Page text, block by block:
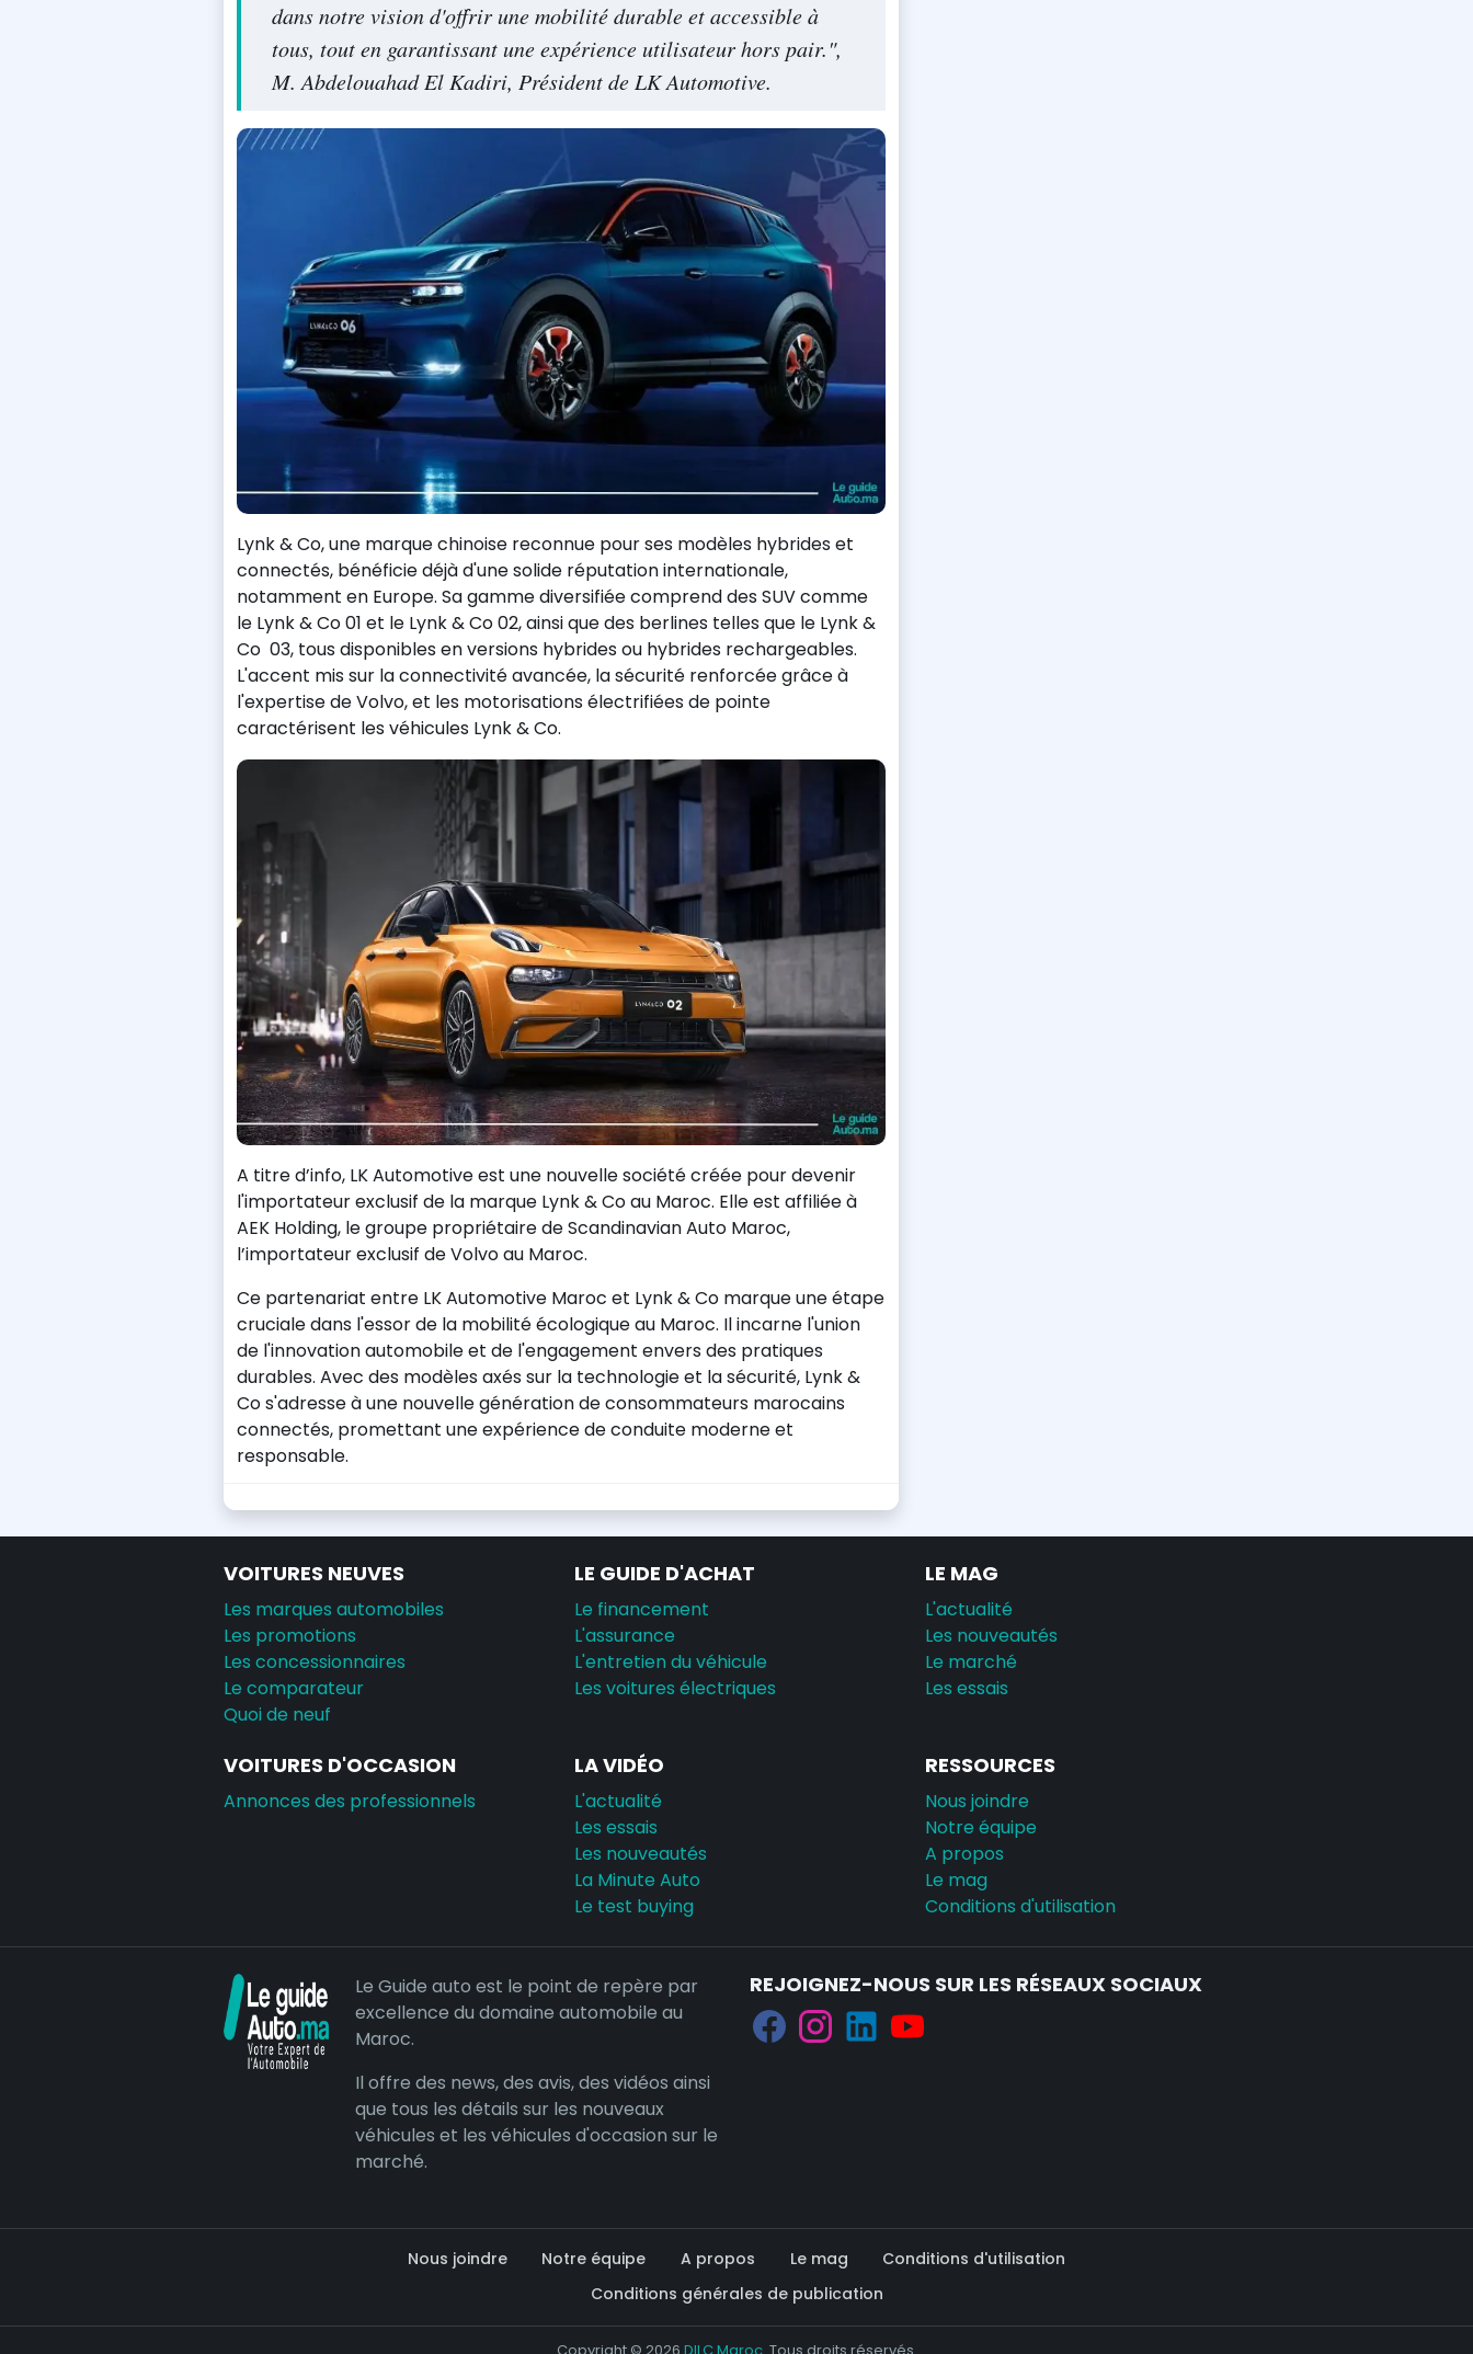
dans notre vision d'offrir une mobilité durable et accessible à
tous, tout en garantissant une expérience utilisateur hors pair.",
M. Abdelouahad El Kadiri, Président de LK Automotive.
Lynk & Co, une marque chinoise reconnue pour ses modèles hybrides et
connectés, bénéficie déjà d'une solide réputation internationale,
notamment en Europe. Sa gamme diversifiée comprend des SUV comme
le Lynk & Co 01 et le Lynk & Co 02, ainsi que des berlines telles que le Lynk &
Co 03, tous disponibles en versions hybrides ou hybrides rechargeables.
L'accent mis sur la connectivité avancée, la sécurité renforcée grâce à
l'expertise de Volvo, et les motorisations électrifiées de pointe
caractérisent les véhicules Lynk & Co.
A titre d’info, LK Automotive est une nouvelle société créée pour devenir
l'importateur exclusif de la marque Lynk & Co au Maroc. Elle est affiliée à
AEK Holding, le groupe propriétaire de Scandinavian Auto Maroc,
l’importateur exclusif de Volvo au Maroc.
Ce partenariat entre LK Automotive Maroc et Lynk & Co marque une étape
cruciale dans l'essor de la mobilité écologique au Maroc. Il incarne l'union
de l'innovation automobile et de l'engagement envers des pratiques
durables. Avec des modèles axés sur la technologie et la sécurité, Lynk &
Co s'adresse à une nouvelle génération de consommateurs marocains
connectés, promettant une expérience de conduite moderne et
responsable.
VOITURES NEUVES
Les marques automobiles
Les promotions
Les concessionnaires
Le comparateur
Quoi de neuf
LE GUIDE D'ACHAT
Le financement
L'assurance
L'entretien du véhicule
Les voitures électriques
LE MAG
L'actualité
Les nouveautés
Le marché
Les essais
VOITURES D'OCCASION
Annonces des professionnels
LA VIDÉO
L'actualité
Les essais
Les nouveautés
La Minute Auto
Le test buying
RESSOURCES
Nous joindre
Notre équipe
A propos
Le mag
Conditions d'utilisation
Le Guide auto est le point de repère par
excellence du domaine automobile au
Maroc.
Il offre des news, des avis, des vidéos ainsi
que tous les détails sur les nouveaux
véhicules et les véhicules d'occasion sur le
marché.
REJOIGNEZ-NOUS SUR LES RÉSEAUX SOCIAUX
Nous joindre Notre équipe A propos Le mag
Conditions d'utilisation
Conditions générales de publication